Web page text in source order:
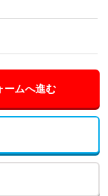
ムへ進む